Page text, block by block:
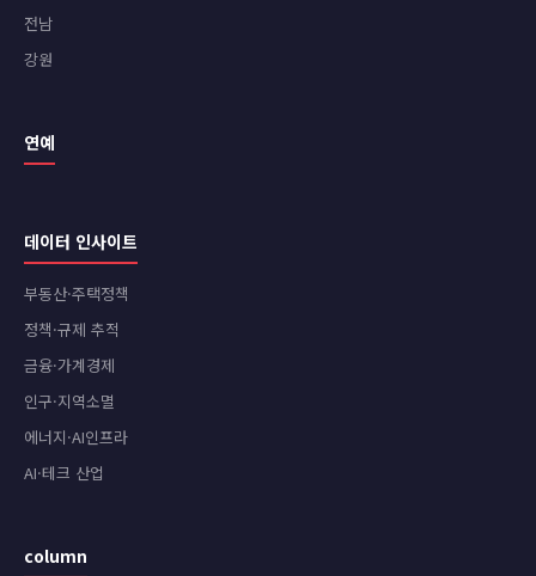
전남
강원
연예
데이터 인사이트
부동산·주택정책
정책·규제 추적
금융·가계경제
인구·지역소멸
에너지·AI인프라
AI·테크 산업
column